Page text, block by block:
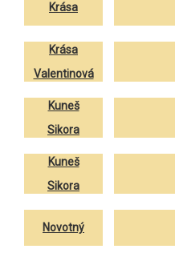
Krása
Krása
Valentinová
Kuneš
Sikora
Kuneš
Sikora
Novotný